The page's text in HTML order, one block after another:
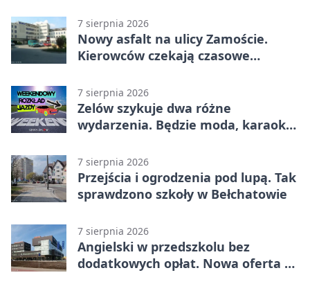
7 sierpnia 2026
Nowy asfalt na ulicy Zamoście.
Kierowców czekają czasowe
7 sierpnia 2026
Zelów szykuje dwa różne
wydarzenia. Będzie moda, karaoke
7 sierpnia 2026
Przejścia i ogrodzenia pod lupą. Tak
sprawdzono szkoły w Bełchatowie
7 sierpnia 2026
Angielski w przedszkolu bez
dodatkowych opłat. Nowa oferta w